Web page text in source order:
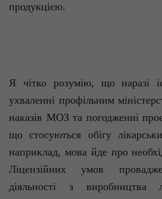
продукцією.
Я чітко розумію, що наразі
ухваленні профільним
наказів МОЗ та погодженні
що стосуються обігу
наприклад, мова йде про
Ліцензійних умов
діяльності з виробництва